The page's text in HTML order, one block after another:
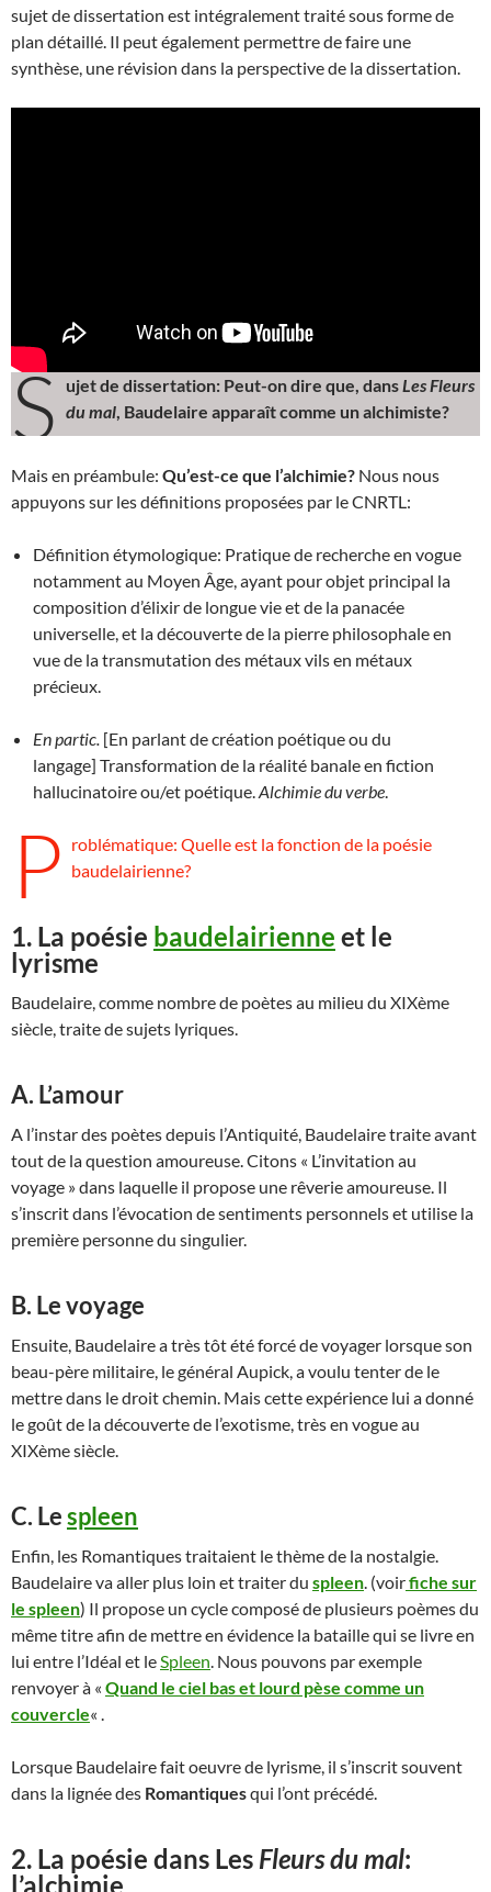
sujet de dissertation est intégralement traité sous forme de
plan détaillé. Il peut également permettre de faire une
synthèse, une révision dans la perspective de la dissertation.
S ujet de dissertation: Peut-on dire que, dans Les Fleurs
du mal , Baudelaire apparaît comme un alchimiste?
Mais en préambule: Qu’est-ce que l’alchimie? Nous nous
appuyons sur les définitions proposées par le CNRTL:
Définition étymologique: Pratique de recherche en vogue
notamment au Moyen Âge, ayant pour objet principal la
composition d’élixir de longue vie et de la panacée
universelle, et la découverte de la pierre philosophale en
vue de la transmutation des métaux vils en métaux
précieux.
En partic. [En parlant de création poétique ou du
langage] Transformation de la réalité banale en fiction
hallucinatoire ou/et poétique. Alchimie du verbe
P roblématique: Quelle est la fonction de la poésie
baudelairienne?
1. La poésie baudelairienne et le
lyrisme
Baudelaire, comme nombre de poètes au milieu du XIXème
siècle, traite de sujets lyriques.
A. L’amour
A l’instar des poètes depuis l’Antiquité, Baudelaire traite avant
tout de la question amoureuse. Citons « L’invitation au
voyage » dans laquelle il propose une rêverie amoureuse. Il
s’inscrit dans l’évocation de sentiments personnels et utilise la
première personne du singulier.
B. Le voyage
Ensuite, Baudelaire a très tôt été forcé de voyager lorsque son
beau-père militaire, le général Aupick, a voulu tenter de le
mettre dans le droit chemin. Mais cette expérience lui a donné
le goût de la découverte de l’exotisme, très en vogue au
XIXème siècle.
C. Lespleen
Enfin, les Romantiques traitaient le thème de la nostalgie.
Baudelaire va aller plus loin et traiter du spleen . (voirfiche sur
le spleen) Il propose un cycle composé de plusieurs poèmes du
même titre afin de mettre en évidence la bataille qui se livre en
lui entre l’Idéal et le Spleen . Nous pouvons par exemple
renvoyer à « Quand le ciel bas et lourd pèse comme un
couvercle« .
Lorsque Baudelaire fait oeuvre de lyrisme, il s’inscrit souvent
dans la lignée des Romantiquesqui l’ont précédé.
2. La poésie dans Les Fleurs du mal:
l’alchimie